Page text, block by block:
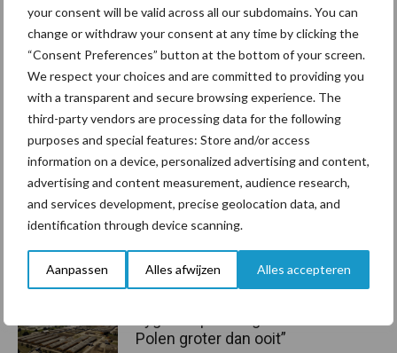
your consent will be valid across all our subdomains. You can
change or withdraw your consent at any time by clicking the
“Consent Preferences” button at the bottom of your screen.
We respect your choices and are committed to providing you
with a transparent and secure browsing experience. The
third-party vendors are processing data for the following
purposes and special features: Store and/or access
information on a device, personalized advertising and content,
advertising and content measurement, audience research,
and services development, precise geolocation data, and
identification through device scanning.
Aanpassen Alles afwijzen Alles accepteren
Aanbevolen voor jou!
ForFarmers ziet volume en
marktaandeel groeien in
krimpende Nederlandse
markt
Tien praktische tips voor
een langere levensduur
Polen groter dan ooit”